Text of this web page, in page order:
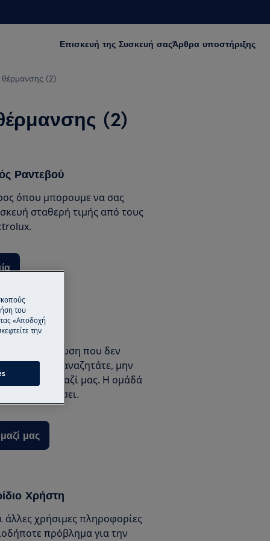
Επισκευή της Συσκευή σαςΆρθρα υποστήριξης
θέρμανσης (2)
(2)
Ραντεβού
όπου μπορουμε να σας
σταθερή τιμής από τους
μας
Σε περίπτωση που δεν
που αναζητάτε, μην
μαζί μας. Η ομάδά
εξυπηρετήσει.
μας
Χρήστη
άλλες χρήσιμες πληροφορίες
πρόβλημα για την
του
«Αποδοχή
την